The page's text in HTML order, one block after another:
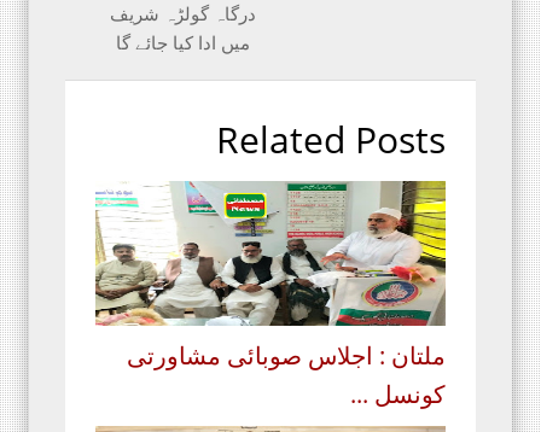
درگاہ گولڑہ شریف
میں ادا کیا جائے گا
Related Posts
ملتان : اجلاس صوبائی مشاورتی
کونسل ...